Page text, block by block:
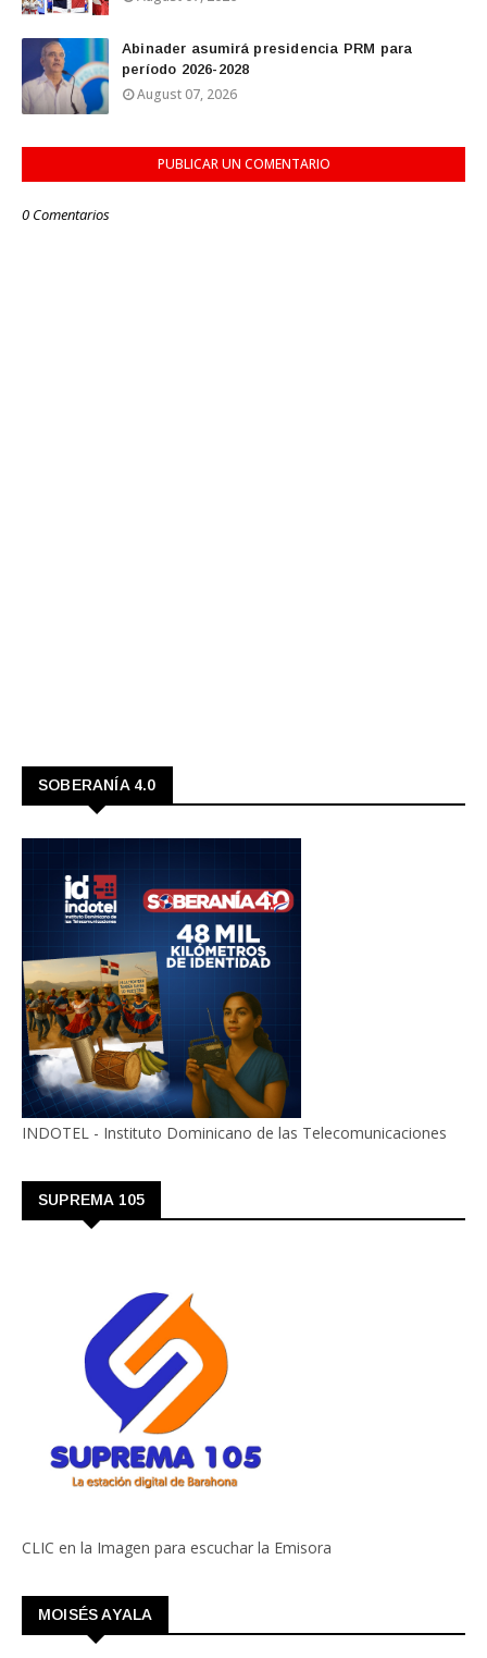
Abinader asumirá presidencia PRM para
período 2026-2028
August 07, 2026
PUBLICAR UN COMENTARIO
0 Comentarios
SOBERANÍA 4.0
INDOTEL - Instituto Dominicano de las Telecomunicaciones
SUPREMA 105
CLIC en la Imagen para escuchar la Emisora
MOISÉS AYALA